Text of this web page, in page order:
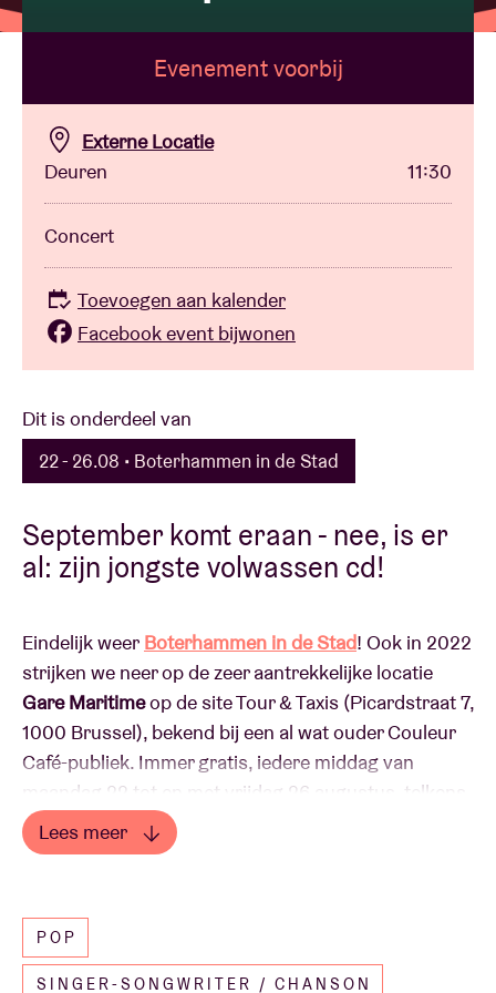
BRDCST
ABtv
Concertcheque
Over AB
Dit is onderdeel van
22 - 26.08 • Boterhammen in de Stad
September komt eraan - nee, is er
al: zijn jongste volwassen cd!
Eindelijk weer Boterhammen in de Stad! Ook in 2022
strijken we neer op de zeer aantrekkelijke locatie
Gare Maritimeop de site Tour & Taxis (Picardstraat 7,
1000 Brussel), bekend bij een al wat ouder Couleur
Café-publiek. Immer gratis, iedere middag van
maandag 22 tot en met vrijdag 26 augustus, telkens
met één relevante muzikale act. Ook nu weer zijn ‘de
Bookes’ een AB-organisatie, en dit is dan de 32ste
terzijde: 32 = 1¹ + 2² + 3³ ;>).
vlotjes naar Gare Maritime reist.
Lees meer
Altijd welkom, ook in AB, zoals die keer met 'In De Fik'
en een echt brandalarm!
POP
SINGER-SONGWRITER / CHANSON
Evenement voorbij
Externe Locatie
Deuren
11:30
Concert
Toevoegen aan kalender
Facebook event bijwonen